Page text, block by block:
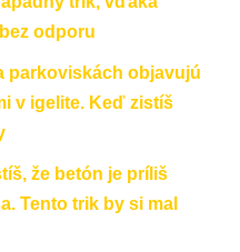
odporu
parkoviskách objavujú
v igelite. Keď zistíš
že betón je príliš
Tento trik by si mal